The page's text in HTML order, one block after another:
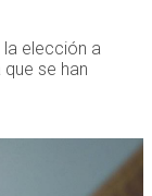
la elección a
se han